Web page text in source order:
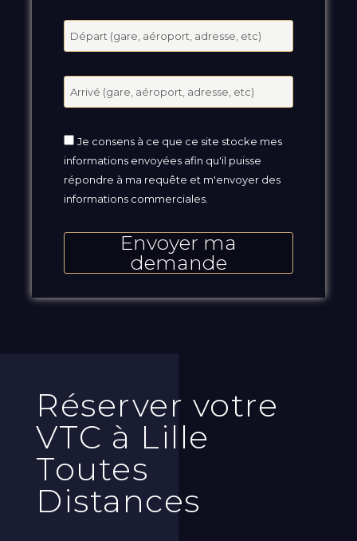
Je consens à ce que ce site stocke mes
informations envoyées afin qu'il puisse
répondre à ma requête et m'envoyer des
informations commerciales.
Envoyer ma
demande
Réserver votre
VTC à Lille
Toutes
Distances